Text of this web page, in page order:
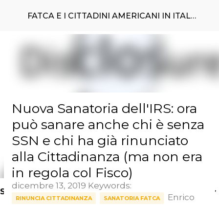
Passa ai contenuti principali FATCA E I CITTADINI AMERICANI IN ITALIA
SEARCH KEYWORDS HERE >
Nuova Sanatoria dell'IRS: ora
può sanare anche chi è senza
SSN e chi ha già rinunciato
alla Cittadinanza (ma non era
in regola col Fisco)
dicembre 13, 2019 Keywords:
RINUNCIA CITTADINANZA SANATORIA FATCA
Enrico